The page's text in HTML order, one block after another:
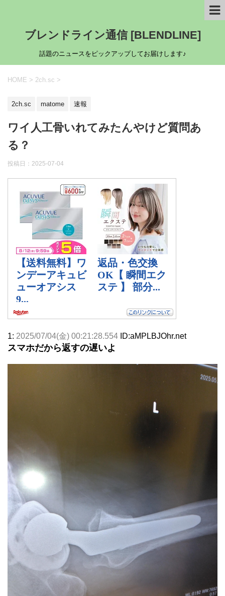
ブレンドライン通信 [BLENDLINE]
話題のニュースをピックアップしてお届けします♪
HOME > 2ch.sc >
2ch.sc matome 速報
ワイ人工骨いれてみたんやけど質問あ
る？
投稿日： 2025-07-04
1: 2025/07/04(金) 00:21:28.554 ID:aMPLBJOhr.net
スマホだから返すの遅いよ